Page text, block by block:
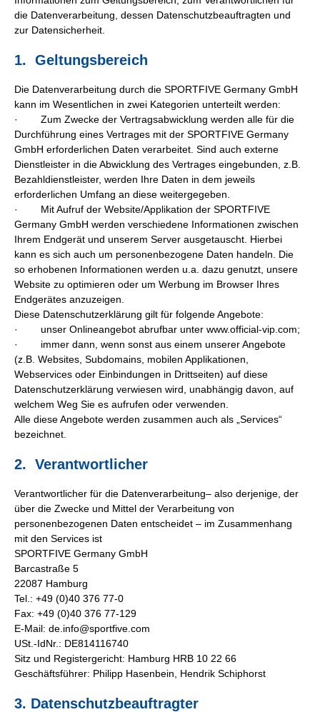
die Datenverarbeitung, dessen Datenschutzbeauftragten und
zur Datensicherheit.
1. Geltungsbereich
Die Datenverarbeitung durch die SPORTFIVE Germany GmbH
kann im Wesentlichen in zwei Kategorien unterteilt werden:
· Zum Zwecke der Vertragsabwicklung werden alle für die
Durchführung eines Vertrages mit der SPORTFIVE Germany
GmbH erforderlichen Daten verarbeitet. Sind auch externe
Dienstleister in die Abwicklung des Vertrages eingebunden, z.B.
Bezahldienstleister, werden Ihre Daten in dem jeweils
erforderlichen Umfang an diese weitergegeben.
· Mit Aufruf der Website/Applikation der SPORTFIVE
Germany GmbH werden verschiedene Informationen zwischen
Ihrem Endgerät und unserem Server ausgetauscht. Hierbei
kann es sich auch um personenbezogene Daten handeln. Die
so erhobenen Informationen werden u.a. dazu genutzt, unsere
Website zu optimieren oder um Werbung im Browser Ihres
Endgerätes anzuzeigen.
Diese Datenschutzerklärung gilt für folgende Angebote:
· unser Onlineangebot abrufbar unter www.official-vip.com;
· immer dann, wenn sonst aus einem unserer Angebote
(z.B. Websites, Subdomains, mobilen Applikationen,
Webservices oder Einbindungen in Drittseiten) auf diese
Datenschutzerklärung verwiesen wird, unabhängig davon, auf
welchem Weg Sie es aufrufen oder verwenden.
Alle diese Angebote werden zusammen auch als „Services“
bezeichnet.
2. Verantwortlicher
Verantwortlicher für die Datenverarbeitung– also derjenige, der
über die Zwecke und Mittel der Verarbeitung von
personenbezogenen Daten entscheidet – im Zusammenhang
mit den Services ist
SPORTFIVE Germany GmbH
Barcastraße 5
22087 Hamburg
Tel.: +49 (0)40 376 77-0
Fax: +49 (0)40 376 77-129
E-Mail: de.info@sportfive.com
USt.-IdNr.: DE814116740
Sitz und Registergericht: Hamburg HRB 10 22 66
Geschäftsführer: Philipp Hasenbein, Hendrik Schiphorst
3. Datenschutzbeauftragter